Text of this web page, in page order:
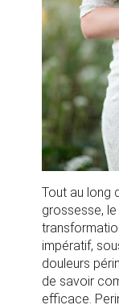
Tout au long
grossesse,
impératif,
douleurs
de savoir
efficace.